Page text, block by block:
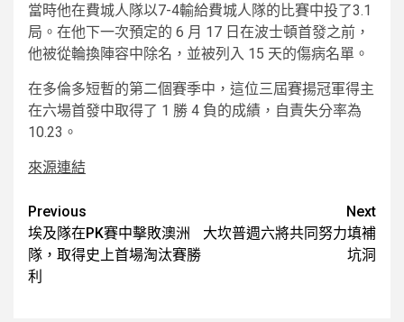
當時他在費城人隊以7-4輸給費城人隊的比賽中投了3.1
局。在他下一次預定的 6 月 17 日在波士頓首發之前，
他被從輪換陣容中除名，並被列入 15 天的傷病名單。
在多倫多短暫的第二個賽季中，這位三屆賽揚冠軍得主
在六場首發中取得了 1 勝 4 負的成績，自責失分率為
10.23。
來源連結
Post
navigation
Previous
埃及隊在PK賽中擊敗澳洲
隊，取得史上首場淘汰賽勝
利
Next
大坎普週六將共同努力填補
坑洞